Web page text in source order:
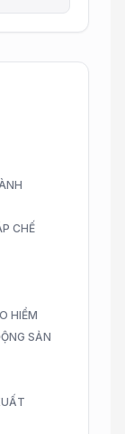
CHẾ
HIỂM
SẢN